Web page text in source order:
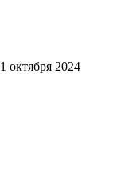
1 октября 2024